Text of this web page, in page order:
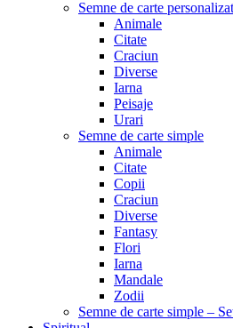
Semne de carte
Animale
Citate
Craciun
Diverse
Iarna
Peisaje
Urari
Semne de carte simple
Animale
Citate
Copii
Craciun
Diverse
Fantasy
Flori
Iarna
Mandale
Zodii
Semne de carte simple –